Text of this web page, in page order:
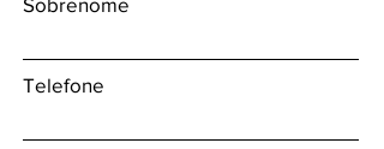
Telefone